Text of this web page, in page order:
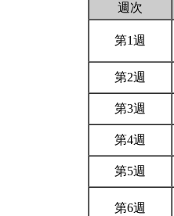
週次
第1週
第2週
第3週
第4週
第5週
第6週